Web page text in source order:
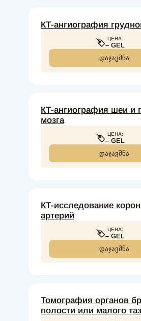
КТ-ангиография
ЦЕНА:
– GEL
ᲓᲐᲯᲐᲕᲨᲜᲐ
КТ-ангиография шеи и
мозга
ЦЕНА:
– GEL
ᲓᲐᲯᲐᲕᲨᲜᲐ
КТ-исследование
артерий
ЦЕНА:
– GEL
ᲓᲐᲯᲐᲕᲨᲜᲐ
Томография органов
полости или малого